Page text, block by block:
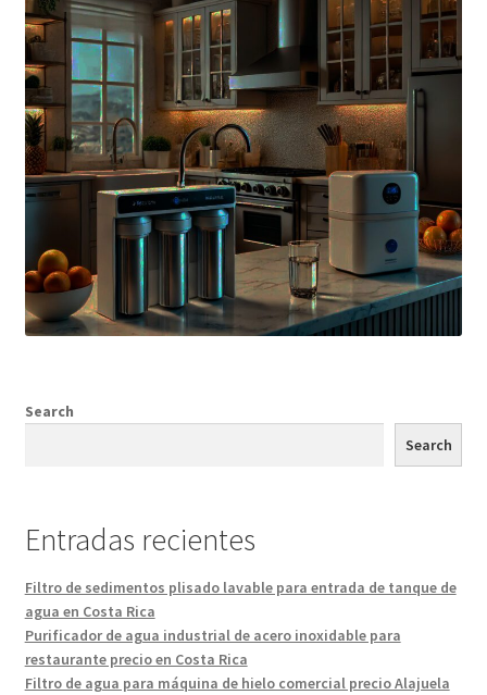
Search
Search
Entradas recientes
Filtro de sedimentos plisado lavable para entrada de tanque de
agua en Costa Rica
Purificador de agua industrial de acero inoxidable para
restaurante precio en Costa Rica
Filtro de agua para máquina de hielo comercial precio Alajuela